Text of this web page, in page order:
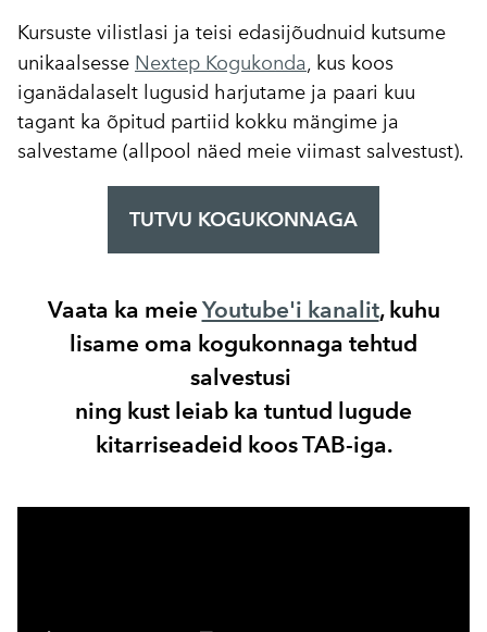
Kursuste vilistlasi ja teisi edasijõudnuid kutsume
unikaalsesse Nextep Kogukonda, kus koos
iganädalaselt lugusid harjutame ja paari kuu
tagant ka õpitud partiid kokku mängime ja
salvestame (allpool näed meie viimast salvestust).
TUTVU KOGUKONNAGA
Vaata ka meieYoutube'i kanalit, kuhu
lisame oma kogukonnaga tehtud
salvestusi
ning kust leiab ka tuntud lugude
kitarriseadeid koos TAB-iga.